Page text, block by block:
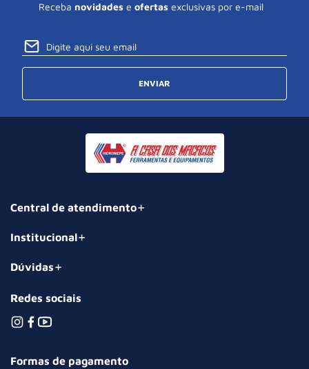
Receba novidades e ofertas exclusivas por e-mail
ENVIAR
Central de atendimento
Institucional
Dúvidas
Redes sociais
Formas de pagamento